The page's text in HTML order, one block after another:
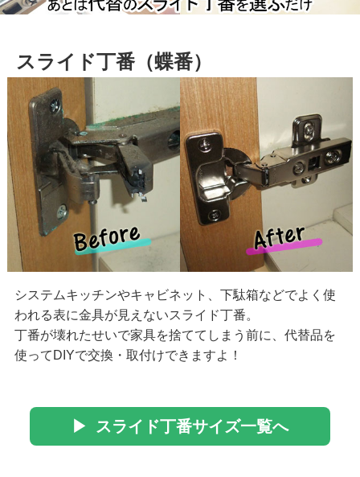
スライド丁番（蝶番）
システムキッチンやキャビネット、下駄箱などでよく使
われる表に金具が見えないスライド丁番。
丁番が壊れたせいで家具を捨ててしまう前に、代替品を
使ってDIYで交換・取付けできますよ！
▶ スライド丁番サイズ一覧へ